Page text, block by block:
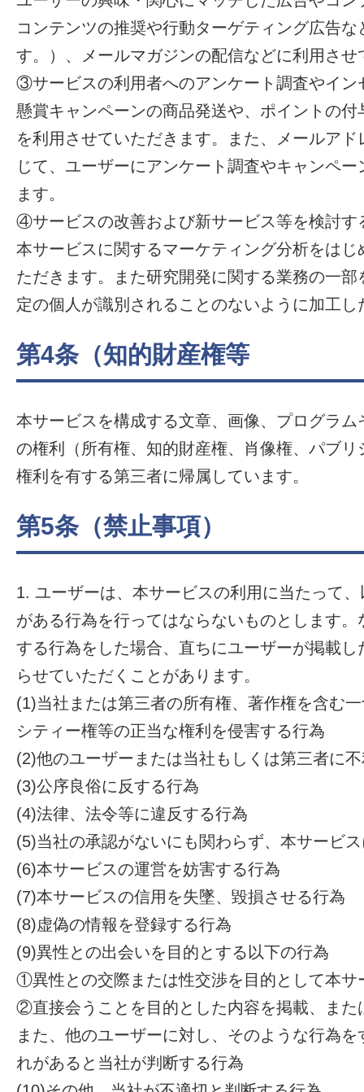
コンテンツの推奨や行動ターゲティング広告
す。）、メールマガジンの配信などに利用させ
③サービスの利用者へのアンケート調査やイン
懸賞キャンペーンの商品発送や、ポイントの
を利用させていただきます。また、メールア
じて、ユーザーにアンケート調査やキャンペ
ます。
④サービスの改善および新サービス等を検討す
本サービスに関するマーケティング分析をは
ただきます。また研究開発に関する業務の一
定の個人が識別されることのないように加工
第4条（知的財産権等
本サービスを構成する文章、画像、プログラ
の権利（所有権、知的財産権、肖像権、パブ
権利を有する第三者に帰属しています。
第5条（禁止事項）
1. ユーザーは、本サービスの利用に当たって
がある行為を行ってはならないものとします
する行為をした場合、直ちにユーザーが掲載
らせていただくことがあります。
(1)当社または第三者の所有権、著作権を含む
シティー権等の正当な権利を侵害する行為
(2)他のユーザーまたは当社もしくは第三者に
(3)公序良俗に反する行為
(4)法律、法令等に違反する行為
(5)当社の承認がないにも関わらず、本サービ
(6)本サービスの運営を妨害する行為
(7)本サービスの信用を失墜、毀損させる行為
(8)虚偽の情報を登録する行為
(9)異性との出会いを目的とする以下の行為
①異性との交際または性交渉を目的として本サ
②直接会うことを目的とした内容を掲載、また
また、他のユーザーに対し、そのような行為
れがあると当社が判断する行為